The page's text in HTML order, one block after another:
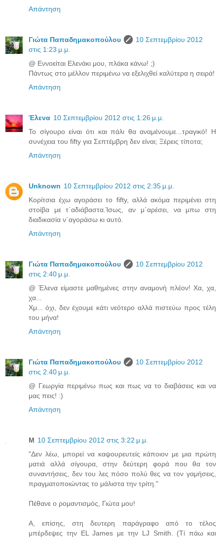
Απάντηση
Γιώτα Παπαδημακοπούλου
10 Σεπτεμβρίου 2012
στις 1:23 μ.μ.
@ Εννοείται Ελενάκι μου, πλάκα κάνω! ;)
Πάντως στο μέλλον περιμένω να εξελιχθεί καλύτερα η σειρά!
Απάντηση
Έλενα 10 Σεπτεμβρίου 2012 στις 1:26 μ.μ.
Το σίγουρο είναι ότι και πάλι θα αναμένουμε...τραγικό! Η
συνέχεια του fifty για Σεπτέμβρη δεν είναι; Ξέρεις τίποτα;
Απάντηση
Unknown 10 Σεπτεμβρίου 2012 στις 2:35 μ.μ.
Κορίτσια έχω αγοράσει το fifty, αλλά ακόμα περιμένει στη
στοίβα με τ΄αδιάβαστα.Ίσως, αν μ΄αρέσει, να μπω στη
διαδικασία ν΄αγοράσω κι αυτό.
Απάντηση
Γιώτα Παπαδημακοπούλου
10 Σεπτεμβρίου 2012
στις 2:40 μ.μ.
@ Έλενα είμαστε μαθημένες στην αναμονή πλέον! Χα, χα,
χα...
Χμ... όχι, δεν έχουμε κάτι νεότερο αλλά πιστεύω προς τέλη
του μήνα!
Απάντηση
Γιώτα Παπαδημακοπούλου
10 Σεπτεμβρίου 2012
στις 2:40 μ.μ.
@ Γεωργία περιμένω πως και πως να το διαβάσεις και να
μας πεις! :)
Απάντηση
Μ 10 Σεπτεμβρίου 2012 στις 3:22 μ.μ.
"Δεν λέω, μπορεί να καψουρευτείς κάποιον με μια πρώτη
ματιά αλλά σίγουρα, στην δεύτερη φορά που θα τον
συναντήσεις, δεν του λες πόσο πολύ θες να τον γαμήσεις,
πραγματοποιώντας το μάλιστα την τρίτη."
Πέθανε ο ρομαντισμός, Γιώτα μου!
A, επίσης, στη δευτερη παράγραφο από το τέλος
μπέρδεψες την EL James με την LJ Smith. (Τί πάω και